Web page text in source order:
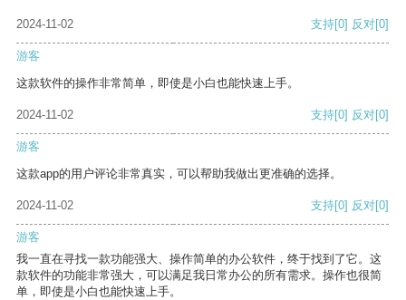
2024-11-02 支持[0] 反对[0]
游客
这款软件的操作非常简单，即使是小白也能快速上手。
2024-11-02 支持[0] 反对[0]
游客
这款app的用户评论非常真实，可以帮助我做出更准确的选择。
2024-11-02 支持[0] 反对[0]
游客
我一直在寻找一款功能强大、操作简单的办公软件，终于找到了它。这
款软件的功能非常强大，可以满足我日常办公的所有需求。操作也很简
单，即使是小白也能快速上手。